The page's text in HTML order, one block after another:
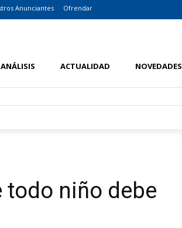
Anunciantes Ofrendar
ANÁLISIS ACTUALIDAD NOVEDADES
niño debe